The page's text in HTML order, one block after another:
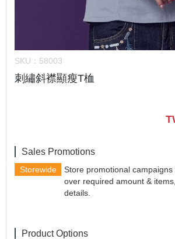
SKU： 58003
刺繡斜襟顯瘦T桖
Sales Promotions
Storewide
Store promotional
over required amount &
details.
Product Options